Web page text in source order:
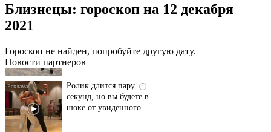
Близнецы: гороскоп на 12 декабря
2021
Гороскоп не найден, попробуйте другую дату.
Новости партнеров
Этот танец невесты
секунд, но вы будете в
шоке от увиденного